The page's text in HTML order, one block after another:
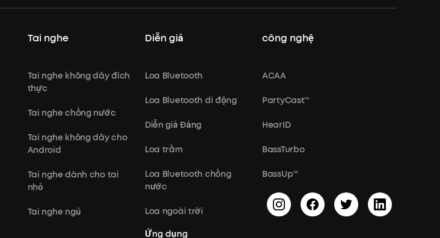
Tai nghe
Tai nghe không dây đích
thực
Tai nghe chống nước
Tai nghe không dây cho
Android
Tai nghe dành cho tai
nhỏ
Tai nghe ngủ
Diễn giả
Loa Bluetooth
Loa Bluetooth di động
Diễn giả Đảng
Loa trầm
Loa Bluetooth chống
nước
Loa ngoài trời
Ứng dụng
công nghệ
ACAA
PartyCast™
HearID
BassTurbo
BassUp™